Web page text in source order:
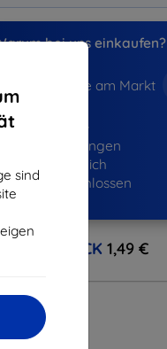
sind
bei uns einkaufen?
Jahre am Markt
819365+
Bestellungen
erfolgreich
abgeschlossen
CASHBACK 1,49 €